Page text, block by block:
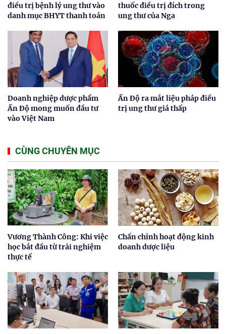
điều trị bệnh lý ung thư vào
danh mục BHYT thanh toán
thuốc điều trị đích trong
ung thư của Nga
Doanh nghiệp dược phẩm
Ấn Độ mong muốn đầu tư
vào Việt Nam
Ấn Độ ra mắt liệu pháp điều
trị ung thư giá thấp
CÙNG CHUYÊN MỤC
Vương Thành Công: Khi việc
học bắt đầu từ trải nghiệm
thực tế
Chấn chỉnh hoạt động kinh
doanh dược liệu